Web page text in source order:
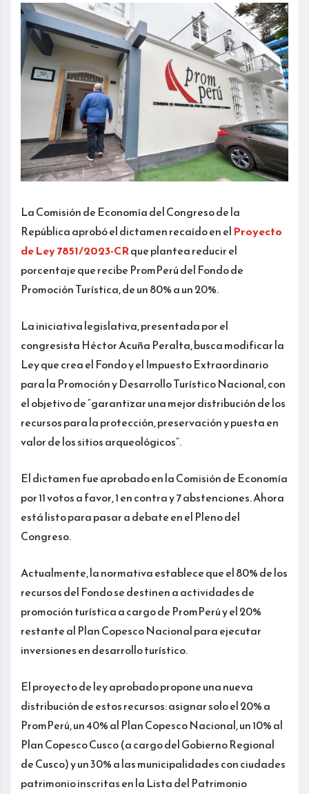
La Comisión de Economía del Congreso de la
República aprobó el dictamen recaído en el Proyecto
de Ley 7851/2023-CRque plantea reducir el
porcentaje que recibe PromPerú del Fondo de
Promoción Turística, de un 80% a un 20%.
La iniciativa legislativa, presentada por el
congresista Héctor Acuña Peralta, busca modificar la
Ley que crea el Fondo y el Impuesto Extraordinario
para la Promoción y Desarrollo Turístico Nacional, con
el objetivo de “garantizar una mejor distribución de los
recursos para la protección, preservación y puesta en
valor de los sitios arqueológicos”.
El dictamen fue aprobado en la Comisión de Economía
por 11 votos a favor, 1 en contra y 7 abstenciones. Ahora
está listo para pasar a debate en el Pleno del
Congreso.
Actualmente, la normativa establece que el 80% de los
recursos del Fondo se destinen a actividades de
promoción turística a cargo de PromPerú y el 20%
restante al Plan Copesco Nacional para ejecutar
inversiones en desarrollo turístico.
El proyecto de ley aprobado propone una nueva
distribución de estos recursos: asignar solo el 20% a
PromPerú, un 40% al Plan Copesco Nacional, un 10% al
Plan Copesco Cusco (a cargo del Gobierno Regional
de Cusco) y un 30% a las municipalidades con ciudades
patrimonio inscritas en la Lista del Patrimonio